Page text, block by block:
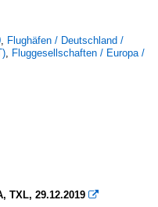
, Flughäfen / Deutschland /
, Fluggesellschaften / Europa /
TXL, 29.12.2019 